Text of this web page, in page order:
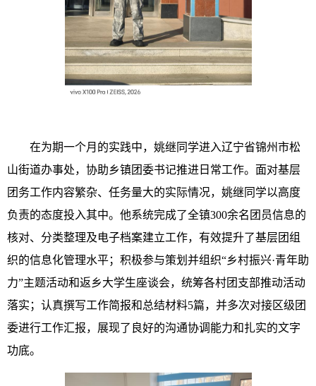
在为期一个月的实践中，姚继同学进入辽宁省锦州市松
山街道办事处，协助乡镇团委书记推进日常工作。面对基层
团务工作内容繁杂、任务量大的实际情况，姚继同学以高度
负责的态度投入其中。他系统完成了全镇300余名团员信息的
核对、分类整理及电子档案建立工作，有效提升了基层团组
织的信息化管理水平；积极参与策划并组织“乡村振兴·青年助
力”主题活动和返乡大学生座谈会，统筹各村团支部推动活动
落实；认真撰写工作简报和总结材料5篇，并多次对接区级团
委进行工作汇报，展现了良好的沟通协调能力和扎实的文字
功底。